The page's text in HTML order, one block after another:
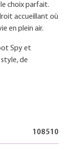
choix parfait.
accueillant où
en plein air.
Spy et
de
108510